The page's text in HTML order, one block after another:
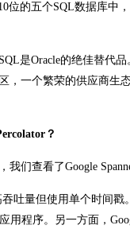
位的五个SQL数据库中
是Oracle的绝佳替代
，一个繁荣的供应商生
？
们查看了Google
吞吐量但使用单个时间
用程序。另一方面，